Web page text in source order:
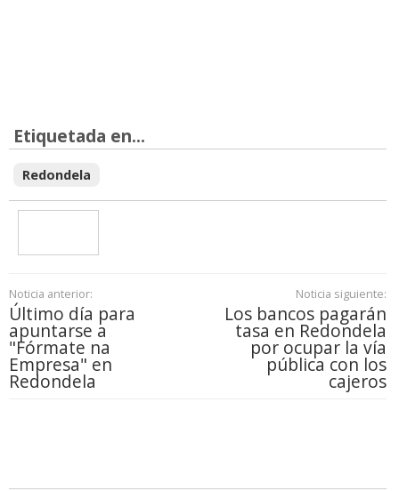
Etiquetada en...
Redondela
Noticia anterior:
Último día para
apuntarse a
"Fórmate na
Empresa" en
Redondela
Noticia siguiente:
Los bancos pagarán
tasa en Redondela
por ocupar la vía
pública con los
cajeros